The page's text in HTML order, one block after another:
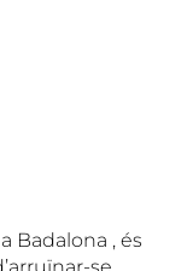
Badalona , és